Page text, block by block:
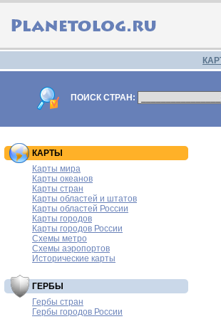
ПОИСК СТРАН:
КАРТЫ
Карты мира
Карты океанов
Карты стран
Карты областей и штатов
Карты областей России
Карты городов
Карты городов России
Схемы метро
Схемы аэропортов
Исторические карты
ГЕРБЫ
Гербы стран
Гербы городов России